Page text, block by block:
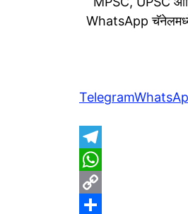
WhatsApp चॅनेलमध्ये
Telegram
T
e
W
hC